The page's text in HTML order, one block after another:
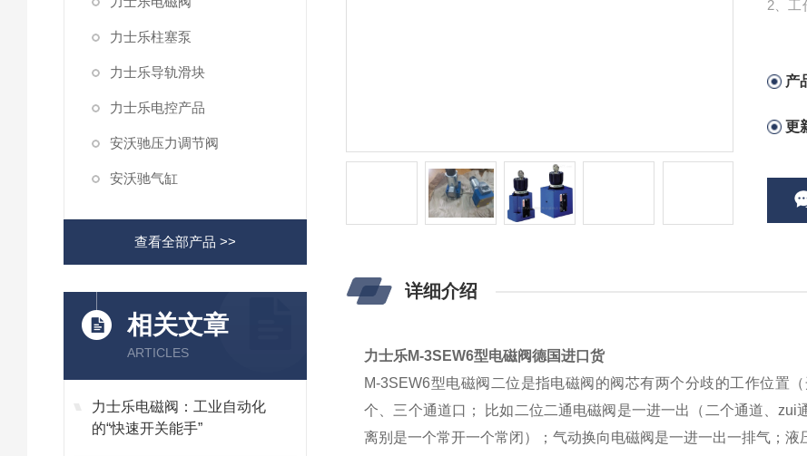
力士乐柱塞泵
力士乐导轨滑块
力士乐电控产品
安沃驰压力调节阀
安沃驰气缸
查看全部产品 >>
相关文章
ARTICLES
力士乐电磁阀：工业自动化
的“快速开关能手”
2、工
产
更
详细介绍
力士乐M-3SEW6型电磁阀德国进口货
M-3SEW6型电磁阀二位是指电磁阀的阀芯有两个分歧的工作位置
个、三个通道口； 比如二位二通电磁阀是一进一出（二个通道、
离别是一个常开一个常闭）；气动换向电磁阀是一进一出一排气；液